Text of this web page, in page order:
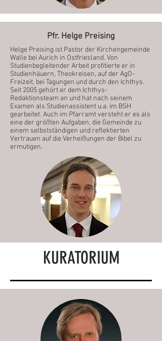
Pfr. Helge Preising
Helge Preising ist Pastor der Kirchengemeinde
Walle bei Aurich in Ostfriesland. Von
Studienbegleitender Arbeit profitierte er in
Studienhäuern, Theokreisen, auf der AgO-
Freizeit, bei Tagungen und durch den Ichthys.
Seit 2005 gehört er dem Ichthys-
Redaktionsteam an und hat nach seinem
Examen als Studienassistent u.a. im BSH
gearbeitet. Auch im Pfarramt versteht er es als
eine der größten Aufgaben, die Gemeinde zu
einem selbstständigen und reflektierten
Vertrauen auf die Verheißungen der Bibel zu
ermutigen.
KURATORIUM